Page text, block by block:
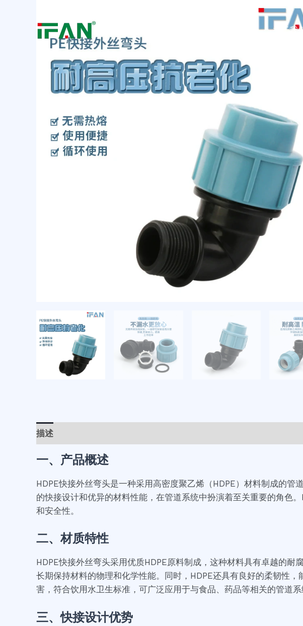
关于我
描述
一、产品概述
HDPE快接外丝弯头是一种采用高密度聚乙烯（HDPE）材料制成的
的快接设计和优异的材料性能，在管道系统中扮演着至关重要的角色
和安全性。
二、材质特性
HDPE快接外丝弯头采用优质HDPE原料制成，这种材料具有卓越的
长期保持材料的物理和化学性能。同时，HDPE还具有良好的柔韧性
害，符合饮用水卫生标准，可广泛应用于与食品、药品等相关的管道系
三、快接设计优势